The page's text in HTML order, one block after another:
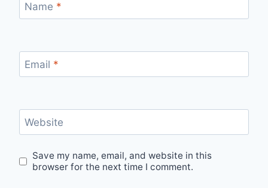
Name *
Email *
Website
Save my name, email, and website in this
browser for the next time I comment.